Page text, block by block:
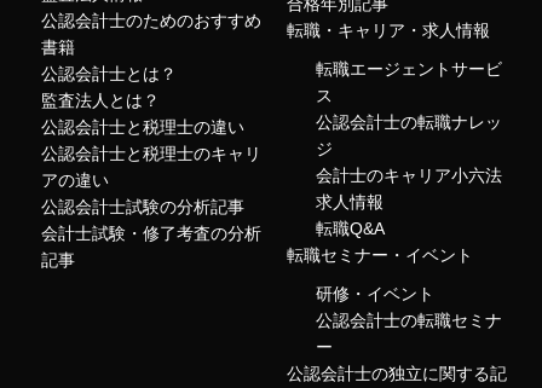
公認会計士のためのおすすめ
書籍
公認会計士とは？
監査法人とは？
公認会計士と税理士の違い
公認会計士と税理士のキャリ
アの違い
公認会計士試験の分析記事
会計士試験・修了考査の分析
記事
転職・キャリア・求人情報
転職エージェントサービ
ス
公認会計士の転職ナレッ
ジ
会計士のキャリア小六法
求人情報
転職Q&A
転職セミナー・イベント
研修・イベント
公認会計士の転職セミナ
ー
公認会計士の独立に関する記